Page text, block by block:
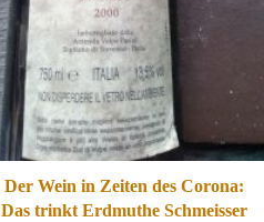
Der Wein in Zeiten des Corona:
Das trinkt Erdmuthe Schmeisser